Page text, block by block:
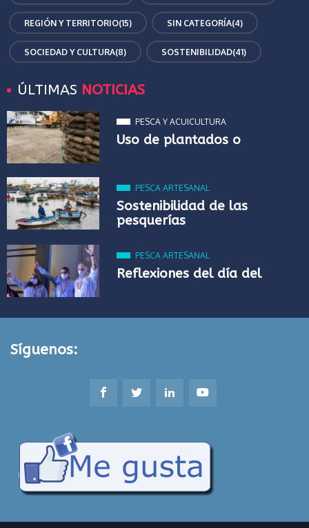
REGIÓN Y TERRITORIO(15) SIN CATEGORÍA(4)
SOCIEDAD Y CULTURA(8) SOSTENIBILIDAD(41)
ÚLTIMAS NOTICIAS
PESCA Y ACUICULTURA
Uso de plantados o
PESCA ARTESANAL
Sostenibilidad de las
pesquerías
PESCA ARTESANAL
Reflexiones del día del
Síguenos: